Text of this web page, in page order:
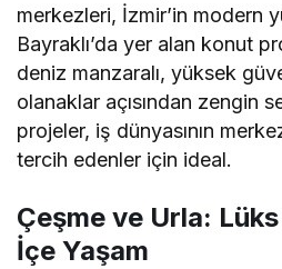
merkezleri, İzmir’in modern
Bayraklı’da yer alan konut
deniz manzaralı, yüksek
olanaklar açısından zengin
projeler, iş dünyasının
tercih edenler için ideal.
Çeşme ve Urla:
İçe Yaşam